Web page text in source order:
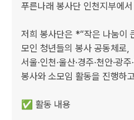
푸른나래 봉사단 인천지부에
저희 봉사단은 *“작은 나눔이
모인 청년들의 봉사 공동체로,
서울·인천·울산·경주·천안·광
봉사와 소모임 활동을 진행하
✅ 활동 내용